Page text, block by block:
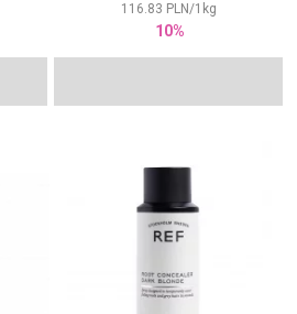
116.83 PLN/1 kg
10%